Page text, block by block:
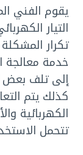
يقوم الفني
التيار
تكرار
خدمة معالجة
إلى تلف بعض
كذلك يتم
الكهربائية
تتحمل